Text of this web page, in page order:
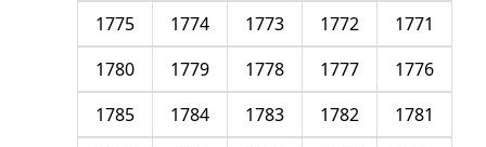
1771
1772
1773
1774
1775
1776
1777
1778
1779
1780
1781
1782
1783
1784
1785